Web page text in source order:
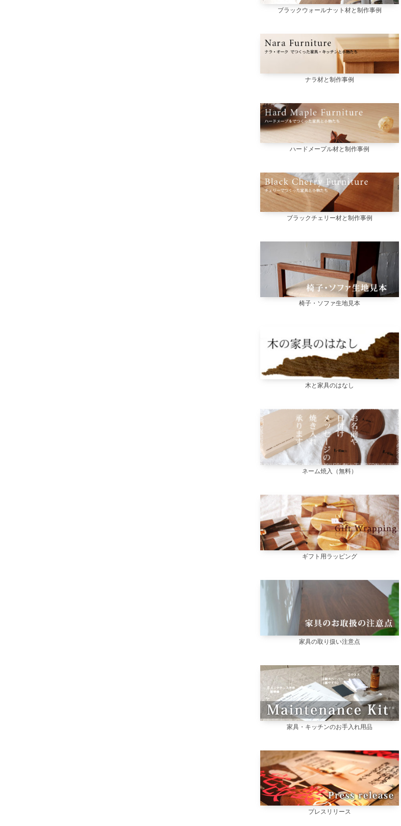
ブラックウォールナット材と制作事例
ナラ材と制作事例
ハードメープル材と制作事例
ブラックチェリー材と制作事例
椅子・ソファ生地見本
木と家具のはなし
ネーム焼入（無料）
ギフト用ラッピング
家具の取り扱い注意点
家具・キッチンのお手入れ用品
プレスリリース